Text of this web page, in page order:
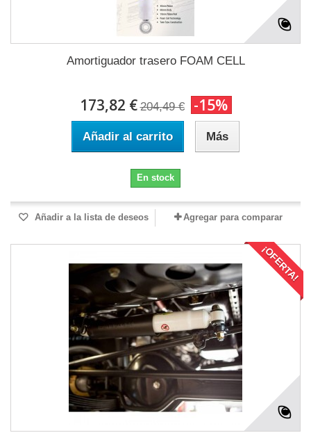
Amortiguador trasero FOAM CELL
173,82 € 204,49 € -15%
Añadir al carrito Más
En stock
Añadir a la lista de deseos Agregar para comparar
¡OFERTA!